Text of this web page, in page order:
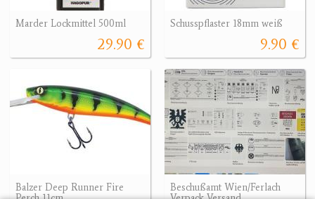
Marder Lockmittel 500ml
29.90 €
Schusspflaster 18mm weiß
9.90 €
Balzer Deep Runner Fire
Beschußamt Wien/Ferlach